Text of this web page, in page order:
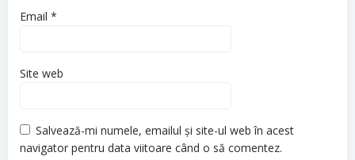
Email *
Site web
Salvează-mi numele, emailul și site-ul web în acest
navigator pentru data viitoare când o să comentez.